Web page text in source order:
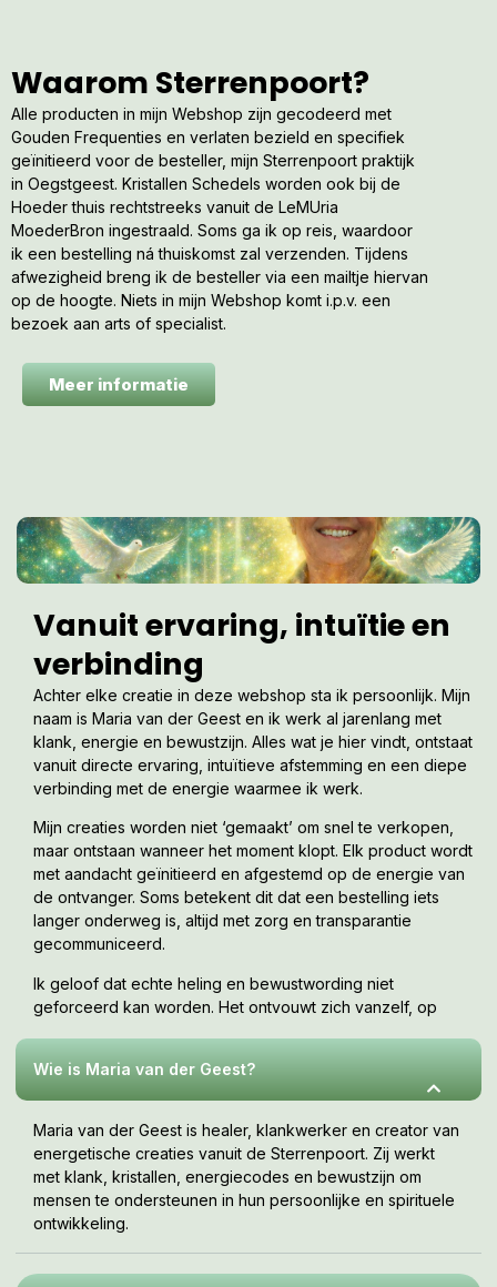
Waarom Sterrenpoort?
Alle producten in mijn Webshop zijn gecodeerd met
Gouden Frequenties en verlaten bezield en specifiek
geïnitieerd voor de besteller, mijn Sterrenpoort praktijk
in Oegstgeest. Kristallen Schedels worden ook bij de
Hoeder thuis rechtstreeks vanuit de LeMUria
MoederBron ingestraald. Soms ga ik op reis, waardoor
ik een bestelling ná thuiskomst zal verzenden. Tijdens
afwezigheid breng ik de besteller via een mailtje hiervan
op de hoogte. Niets in mijn Webshop komt i.p.v. een
bezoek aan arts of specialist.
Meer informatie
Vanuit ervaring, intuïtie en
verbinding
Achter elke creatie in deze webshop sta ik persoonlijk. Mijn
naam is Maria van der Geest en ik werk al jarenlang met
klank, energie en bewustzijn. Alles wat je hier vindt, ontstaat
vanuit directe ervaring, intuïtieve afstemming en een diepe
verbinding met de energie waarmee ik werk.
Mijn creaties worden niet ‘gemaakt’ om snel te verkopen,
maar ontstaan wanneer het moment klopt. Elk product wordt
met aandacht geïnitieerd en afgestemd op de energie van
de ontvanger. Soms betekent dit dat een bestelling iets
langer onderweg is, altijd met zorg en transparantie
gecommuniceerd.
Ik geloof dat echte heling en bewustwording niet
geforceerd kan worden. Het ontvouwt zich vanzelf, op
Wie is Maria van der Geest?
Maria van der Geest is healer, klankwerker en creator van
energetische creaties vanuit de Sterrenpoort. Zij werkt
met klank, kristallen, energiecodes en bewustzijn om
mensen te ondersteunen in hun persoonlijke en spirituele
ontwikkeling.